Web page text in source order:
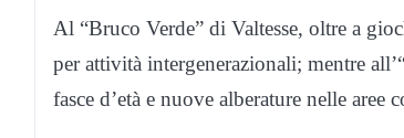
Al “Bruco Verde” di Valtesse, oltre a
per attività intergenerazionali; mentre
fasce d’età e nuove alberature nelle